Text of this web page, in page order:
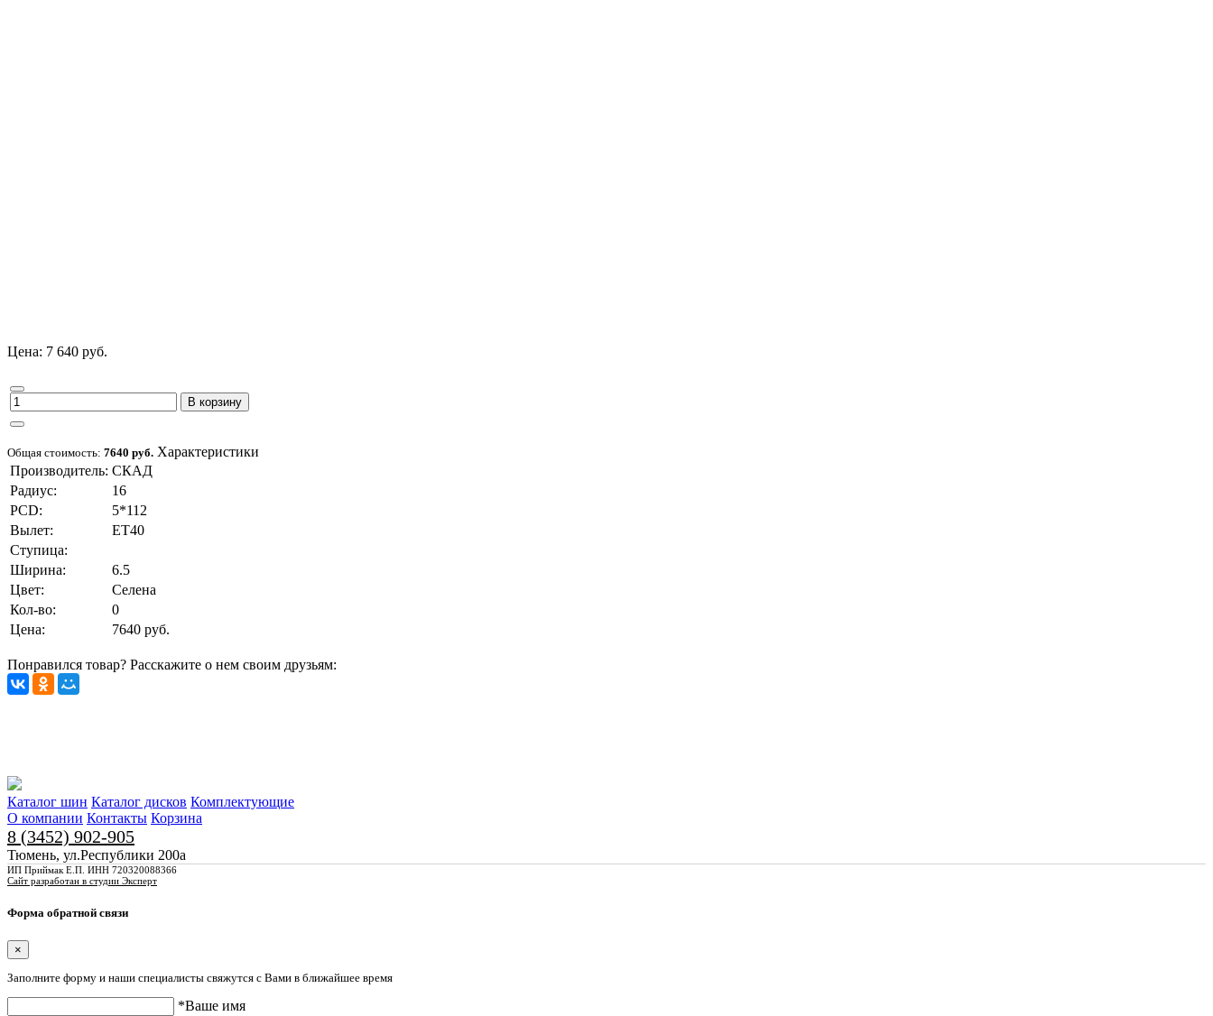
Цена: 7 640 руб.
В корзину
Общая стоимость: 7640 руб. Характеристики
Производитель: СКАД
Радиус:
16
PCD:
5*112
Вылет:
ET40
Ступица:
Ширина:
6.5
Цвет:
Селена
Кол-во:
0
Цена:
7640 руб.
Понравился товар? Расскажите о нем своим друзьям:
Каталог шин Каталог дисков Комплектующие
О компании Контакты Корзина
8 (3452) 902-905
Тюмень, ул.Республики 200а
ИП Приймак Е.П. ИНН 720320088366
Сайт разработан в студии Эксперт
Форма обратной связи
×
Заполните форму и наши специалисты свяжутся с Вами в ближайшее время
*Ваше имя